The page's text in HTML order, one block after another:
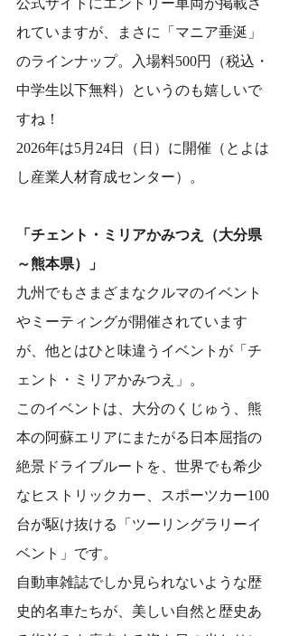
公式サイトにエントリー車両が掲載さ
れていますが、まさに「マニア垂涎」
のラインナップ。入場料500円（税込・
中学生以下無料）というのも嬉しいで
すね！
2026年は5月24日（日）に開催（とよは
し産業人材育成センター）。
「チェント・ミリアかみつえ（大分県
～熊本県）」
九州でもさまざまなクルマのイベント
やミーティングが開催されています
が、他とはひと味違うイベントが「チ
ェント・ミリアかみつえ」。
このイベントは、大分のくじゅう、熊
本の阿蘇エリアにまたがる日本屈指の
絶景ドライブルートを、世界でも希少
なヒストリックカー、スポーツカー100
台が駆け抜ける「ツーリングラリーイ
ベント」です。
自動車雑誌でしか見られないような歴
史的名車たちが、美しい自然と歴史あ